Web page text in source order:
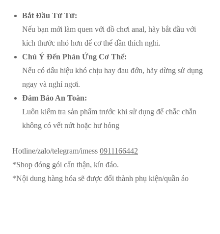
Bắt Đầu Từ Từ:
Nếu bạn mới làm quen với đồ chơi anal, hãy bắt đầu với
kích thước nhỏ hơn để cơ thể dần thích nghi.
Chú Ý Đến Phản Ứng Cơ Thể:
Nếu có dấu hiệu khó chịu hay đau đớn, hãy dừng sử dụng
ngay và nghỉ ngơi.
Đảm Bảo An Toàn:
Luôn kiểm tra sản phẩm trước khi sử dụng để chắc chắn
không có vết nứt hoặc hư hỏng
Hotline/zalo/telegram/imess 0911166442
*Shop đóng gói cẩn thận, kín đáo.
*Nội dung hàng hóa sẽ được đổi thành phụ kiện/quần áo